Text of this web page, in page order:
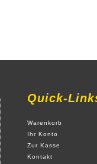
Quick-
Warenkorb
Ihr Konto
Zur Kasse
Kontakt